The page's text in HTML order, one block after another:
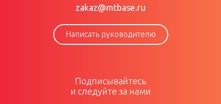
zakaz@mtbase.ru
Написать руководителю
Подписывайтесь
и следуйте за нами